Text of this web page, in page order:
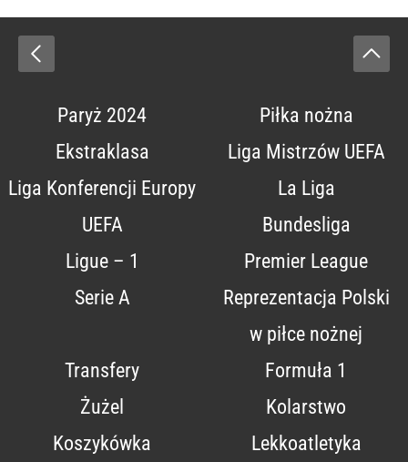
Paryż 2024
Piłka nożna
Ekstraklasa
Liga Mistrzów UEFA
Liga Konferencji Europy
UEFA
La Liga
Bundesliga
Ligue – 1
Premier League
Serie A
Reprezentacja Polski
w piłce nożnej
Transfery
Formuła 1
Żużel
Kolarstwo
Koszykówka
Lekkoatletyka